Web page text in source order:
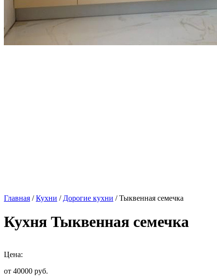
Главная /Кухни / Дорогие кухни / Тыквенная семечка
Кухня Тыквенная семечка
Цена:
от 40000 руб.